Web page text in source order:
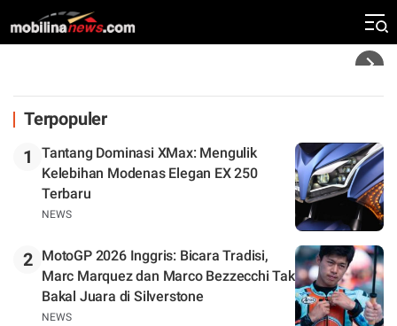
Zona Perburuan Gelar
Terpopuler
1
Tantang Dominasi XMax: Mengulik
Kelebihan Modenas Elegan EX 250
Terbaru
NEWS
2
MotoGP 2026 Inggris: Bicara Tradisi,
Marc Marquez dan Marco Bezzecchi Tak
Bakal Juara di Silverstone
NEWS